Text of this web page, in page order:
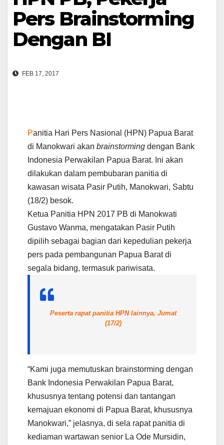
Pers Brainstorming
Dengan BI
FEB 17, 2017
Panitia Hari Pers Nasional (HPN) Papua Barat
di Manokwari akan brainstorming dengan Bank
Indonesia Perwakilan Papua Barat. Ini akan
dilakukan dalam pembubaran panitia di
kawasan wisata Pasir Putih, Manokwari, Sabtu
(18/2) besok.
Ketua Panitia HPN 2017 PB di Manokwati
Gustavo Wanma, mengatakan Pasir Putih
dipilih sebagai bagian dari kepedulian pekerja
pers pada pembangunan Papua Barat di
segala bidang, termasuk pariwisata.
Peserta rapat panitia HPN lainnya, Jumat
(17/2)
“Kami juga memutuskan brainstorming dengan
Bank Indonesia Perwakilan Papua Barat,
khususnya tentang potensi dan tantangan
kemajuan ekonomi di Papua Barat, khususnya
Manokwari,” jelasnya, di sela rapat panitia di
kediaman wartawan senior La Ode Mursidin,